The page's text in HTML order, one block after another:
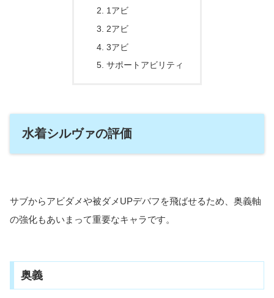
1アビ
2アビ
3アビ
サポートアビリティ
水着シルヴァの評価
サブからアビダメや被ダメUPデバフを飛ばせるため、奥義軸
の強化もあいまって重要なキャラです。
奥義